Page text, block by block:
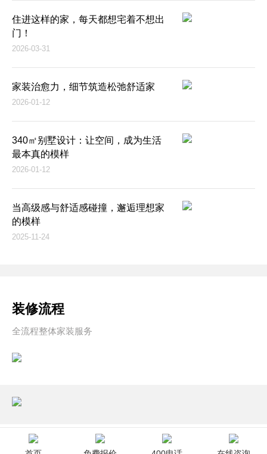
住进这样的家，每天都想宅着不想出
门！
2026-03-31
家装治愈力，细节筑造松弛舒适家
2026-01-12
340㎡别墅设计：让空间，成为生活
最本真的模样
2026-01-12
当高级感与舒适感碰撞，邂逅理想家
的模样
2025-11-24
装修流程
全流程整体家装服务